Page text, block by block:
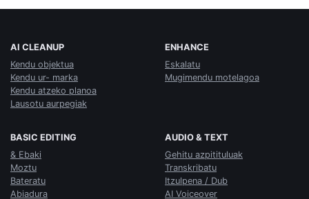
AI CLEANUP
Kendu objektua
Kendu ur- marka
Kendu atzeko planoa
Lausotu aurpegiak
ENHANCE
Eskalatu
Mugimendu motelagoa
BASIC EDITING
& Ebaki
Moztu
Bateratu
Abiadura
AUDIO & TEXT
Gehitu azpitituluak
Transkribatu
Itzulpena / Dub
AI Voiceover